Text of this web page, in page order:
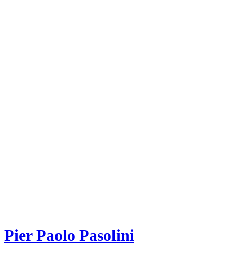
Pier Paolo Pasolini